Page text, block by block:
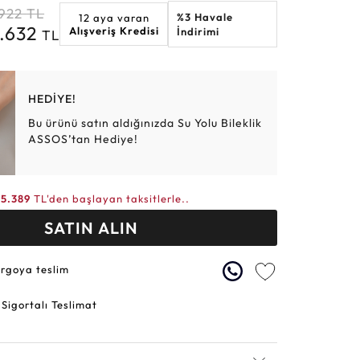
Elmas Bilezikler
Altın Tesbihler
Altın Hasır Setler
Violet Burç
TL
TL
12 aya varan
Alışveriş Kredisi
%3 Havale
İndirimi
HEDİYE!
Bu ürünü satın aldığınızda Su Yolu Bileklik
ASSOS’tan Hediye!
TL'den başlayan taksitlerle..
SATIN ALIN
teslim
Teslimat